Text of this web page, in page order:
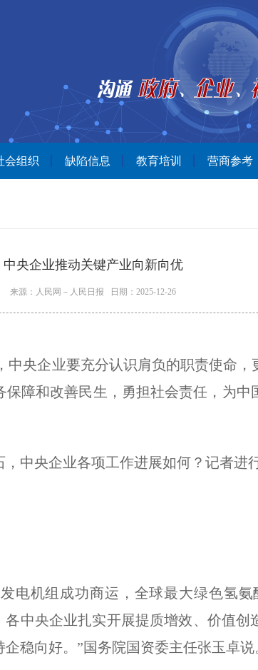
会组织 缺陷信息 教育培训 营商参考
中央企业推动关键产业向新向优
来源：人民网－人民日报 日期：2025-12-26
央企业要充分认识肩负的职责使命，
障和改善民生，勇担社会责任，为中
央企业各项工作进展如何？记者进行
机组成功商运，全球最大绿色氢氨
中央企业扎实开展提质增效、价值创
稳向好。”国务院国资委主任张玉卓说